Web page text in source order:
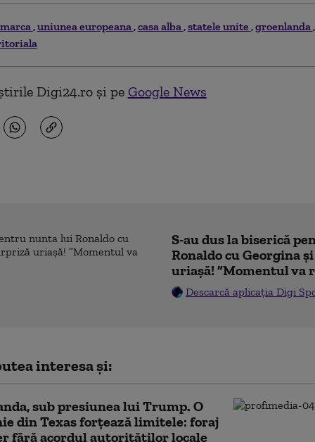
uniunea europeana casa alba statele unite groenlanda
Digi24.ro și pe Google News
S-au dus la biserică
Ronaldo cu Georgina
uriașă! ”Momentul va
Descarcă aplicația Digi
interesa și:
sub presiunea lui Trump. O
din Texas forțează limitele: foraj
fără acordul autorităților locale